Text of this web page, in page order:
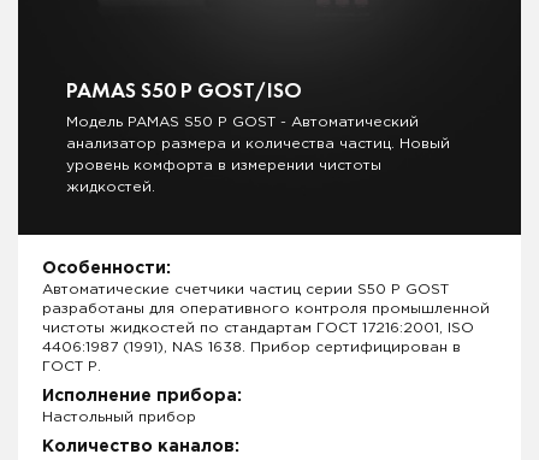
PAMAS S50 P GOST/ISO
Модель PAMAS S50 P GOST - Автоматический
анализатор размера и количества частиц. Новый
уровень комфорта в измерении чистоты
жидкостей.
Особенности:
Автоматические счетчики частиц серии S50 P GOST
разработаны для оперативного контроля промышленной
чистоты жидкостей по стандартам ГОСТ 17216:2001, ISO
4406:1987 (1991), NAS 1638. Прибор сертифицирован в
ГОСТ Р.
Исполнение прибора:
Настольный прибор
Количество каналов: